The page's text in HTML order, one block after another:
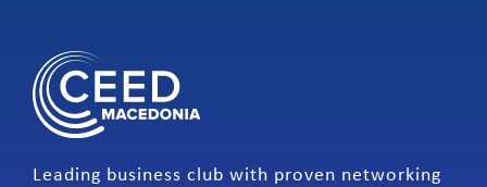
Leading business club with proven networking